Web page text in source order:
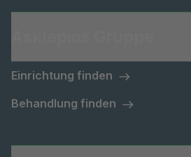
Einrichtung finden
Behandlung finden